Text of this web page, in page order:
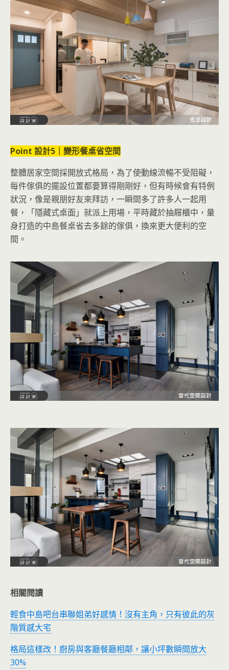
Point 設計5｜變形餐桌省空間
整體居家空間採開放式格局，為了使動線流暢不受阻礙，
每件傢俱的擺設位置都要算得剛剛好，但有時候會有特例
狀況，像是親朋好友來拜訪，一瞬間多了許多人一起用
餐，「隱藏式桌面」就派上用場，平時藏於抽屜櫃中，量
身打造的中島餐桌省去多餘的傢俱，換來更大便利的空
間。
相關閱讀
輕食中島吧台串聯姐弟好感情！沒有主角，只有彼此的灰
階質感大宅
格局這樣改！廚房與客廳餐廳相鄰，讓小坪數瞬間放大
30%